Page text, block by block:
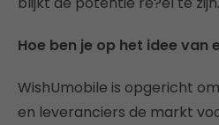
Hoe ben je op het idee van
WishUmobile is opgericht
en leveranciers de markt